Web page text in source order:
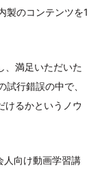
製のコンテンツを1
、満足いただいた
行錯誤の中で、
けるかというノウ
向け動画学習講